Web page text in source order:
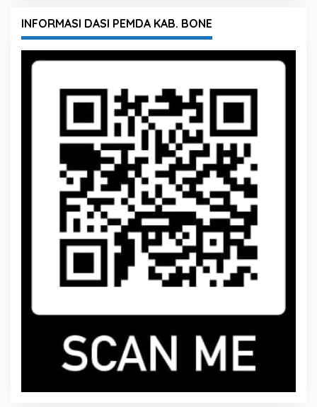
INFORMASI DASI PEMDA KAB. BONE